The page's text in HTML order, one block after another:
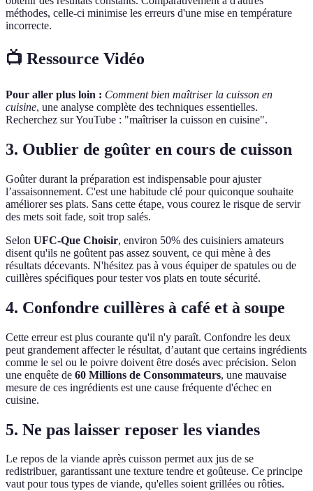
méthodes, celle-ci minimise les erreurs d'une mise en température
incorrecte.
📺 Ressource Vidéo
Pour aller plus loin : Comment bien maîtriser la cuisson en
cuisine, une analyse complète des techniques essentielles.
Recherchez sur YouTube : "maîtriser la cuisson en cuisine".
3. Oublier de goûter en cours de cuisson
Goûter durant la préparation est indispensable pour ajuster
l’assaisonnement. C'est une habitude clé pour quiconque souhaite
améliorer ses plats. Sans cette étape, vous courez le risque de servir
des mets soit fade, soit trop salés.
Selon UFC-Que Choisir, environ 50% des cuisiniers amateurs
disent qu'ils ne goûtent pas assez souvent, ce qui mène à des
résultats décevants. N'hésitez pas à vous équiper de spatules ou de
cuillères spécifiques pour tester vos plats en toute sécurité.
4. Confondre cuillères à café et à soupe
Cette erreur est plus courante qu'il n'y paraît. Confondre les deux
peut grandement affecter le résultat, d’autant que certains ingrédients
comme le sel ou le poivre doivent être dosés avec précision. Selon
une enquête de 60 Millions de Consommateurs, une mauvaise
mesure de ces ingrédients est une cause fréquente d'échec en
cuisine.
5. Ne pas laisser reposer les viandes
Le repos de la viande après cuisson permet aux jus de se
redistribuer, garantissant une texture tendre et goûteuse. Ce principe
vaut pour tous types de viande, qu'elles soient grillées ou rôties.